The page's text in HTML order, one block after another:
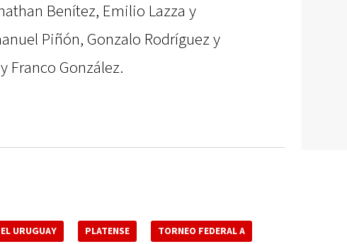
Benítez, Emilio Lazza y
Piñón, Gonzalo Rodríguez y
Franco González.
URUGUAY PLATENSE TORNEO FEDERAL A